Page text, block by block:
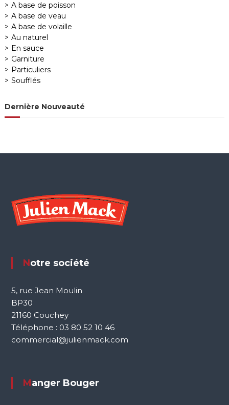
c
h
e
r
:
A base de poisson
A base de veau
A base de volaille
Au naturel
En sauce
Garniture
Particuliers
Soufflés
Dernière Nouveauté
Notre société
5, rue Jean Moulin
BP30
21160 Couchey
Téléphone : 03 80 52 10 46
commercial@julienmack.com
Manger Bouger